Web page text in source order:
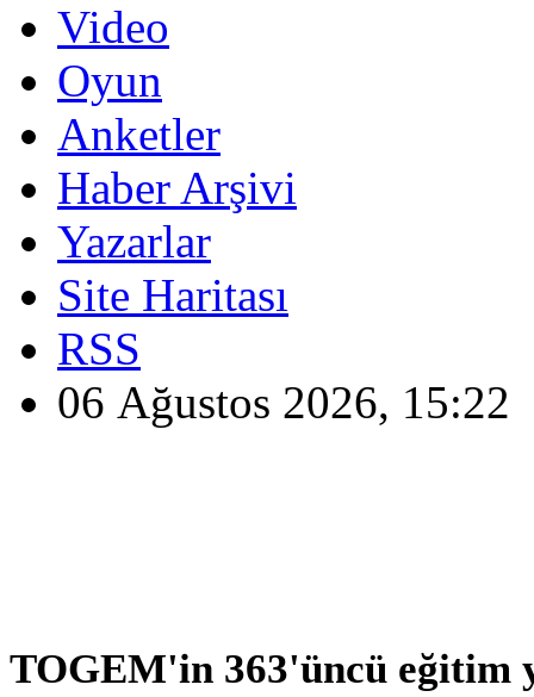
Video
Oyun
Anketler
Haber Arşivi
Yazarlar
Site Haritası
RSS
06 Ağustos 2026, 15:22
TOGEM'in 363'üncü eğitim